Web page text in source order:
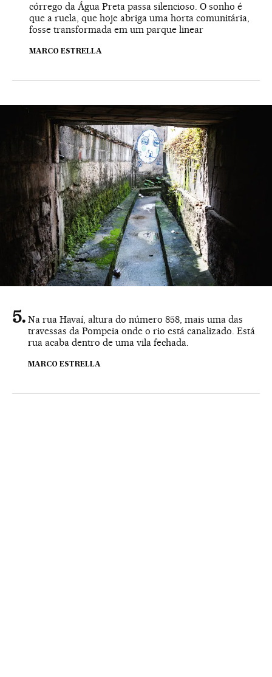
córrego da Água Preta passa silencioso. O sonho é
que a ruela, que hoje abriga uma horta comunitária,
fosse transformada em um parque linear
MARCO ESTRELLA
Na rua Havaí, altura do número 858, mais uma das
travessas da Pompeia onde o rio está canalizado. Está
rua acaba dentro de uma vila fechada.
MARCO ESTRELLA